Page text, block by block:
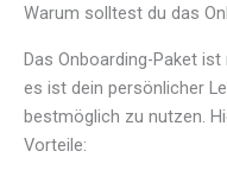
Warum solltest du das
Das Onboarding-Paket
es ist dein persönlicher
bestmöglich zu nutzen.
Vorteile: